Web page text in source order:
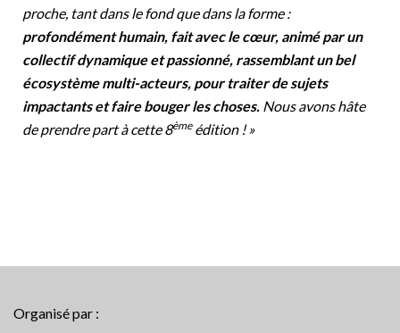
proche, tant dans le fond que dans la forme :
profondément humain, fait avec le cœur, animé par un
collectif dynamique et passionné, rassemblant un bel
écosystème multi-acteurs, pour traiter de sujets
impactants et faire bouger les choses. Nous avons hâte
de prendre part à cette 8èmeédition ! »
Organisé par :